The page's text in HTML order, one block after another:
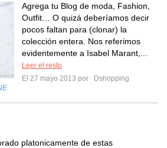
Agrega tu Blog de moda, Fashion,
Outfit… O quizá deberíamos decir
pocos faltan para (clonar) la
colección entera. Nos referimos
evidentemente a Isabel Marant,...
Leer el resto
El 27 mayo 2013 por
Dshopping
platonicamente de estas